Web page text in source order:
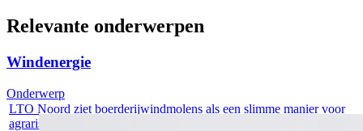
Relevante onderwerpen
Windenergie
LTO Noord ziet boerderijwindmolens als een slimme manier voor
agrarische...
Onderwerp